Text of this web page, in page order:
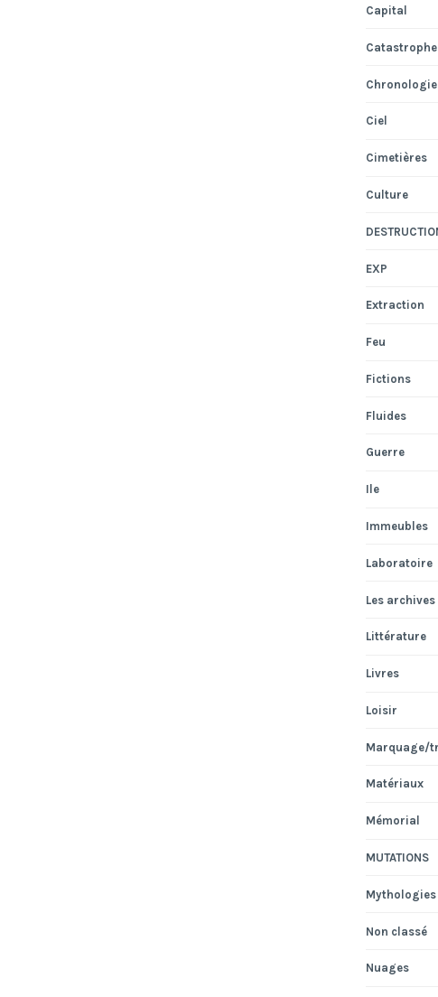
Capital
Catastrophe
Ciel
Cimetières
Culture
EXP
Extraction
Feu
Fictions
Fluides
Guerre
Ile
Immeubles
Laboratoire
Les archives
Littérature
Livres
Loisir
Marquage/
Matériaux
Mémorial
MUTATIONS
Mythologies
Non classé
Nuages